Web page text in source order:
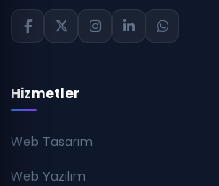
Hizmetler
Web Tasarım
Web Yazılım